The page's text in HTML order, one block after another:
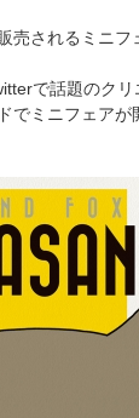
売されるミニフ
で話題のクリ
でミニフェア